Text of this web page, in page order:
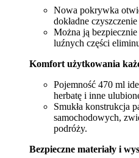
Nowa pokrywka
dokładne
Można ją
luźnych części
Komfort użytkowania
Pojemność 470 ml
herbatę i inne
Smukła konstrukcja
samochodowych,
podróży.
Bezpieczne materiały i